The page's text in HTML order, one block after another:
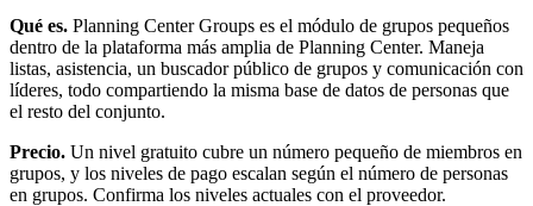
Qué es. Planning Center Groups es el módulo de grupos pequeños
dentro de la plataforma más amplia de Planning Center. Maneja
listas, asistencia, un buscador público de grupos y comunicación con
líderes, todo compartiendo la misma base de datos de personas que
el resto del conjunto.
Precio. Un nivel gratuito cubre un número pequeño de miembros en
grupos, y los niveles de pago escalan según el número de personas
en grupos. Confirma los niveles actuales con el proveedor.